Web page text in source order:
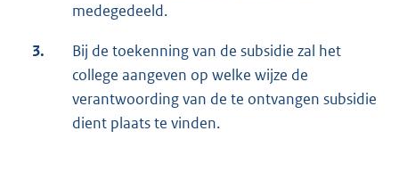
medegedeeld.
3.
Bij de toekenning van de subsidie zal het
college aangeven op welke wijze de
verantwoording van de te ontvangen subsidie
dient plaats te vinden.